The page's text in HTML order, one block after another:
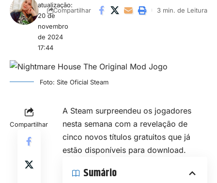
atualização:
20 de
novembro
de 2024
17:44
Compartilhar 3 min. de Leitura
Foto: Site Oficial Steam
Compartilhar
A Steam surpreendeu os jogadores
nesta semana com a revelação de
cinco novos títulos gratuitos que já
estão disponíveis para download.
Sumário